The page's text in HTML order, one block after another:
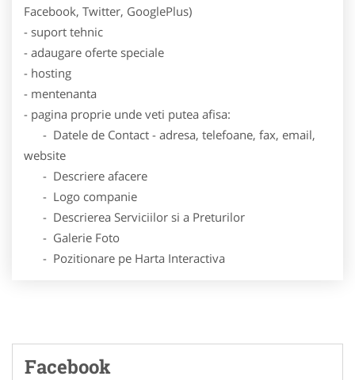
Facebook, Twitter, GooglePlus)
- suport tehnic
- adaugare oferte speciale
- hosting
- mentenanta
- pagina proprie unde veti putea afisa:
- Datele de Contact - adresa, telefoane, fax, email,
website
- Descriere afacere
- Logo companie
- Descrierea Serviciilor si a Preturilor
- Galerie Foto
- Pozitionare pe Harta Interactiva
Facebook